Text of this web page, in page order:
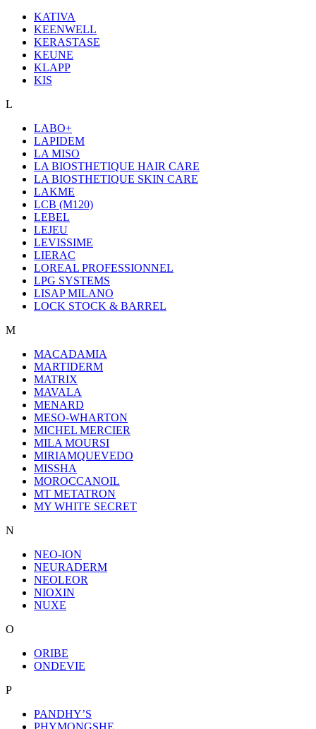
KATIVA
KEENWELL
KERASTASE
KEUNE
KLAPP
KIS
L
LABO+
LAPIDEM
LA MISO
LA BIOSTHETIQUE HAIR CARE
LA BIOSTHETIQUE SKIN CARE
LAKME
LCB (M120)
LEBEL
LEJEU
LEVISSIME
LIERAC
LOREAL PROFESSIONNEL
LPG SYSTEMS
LISAP MILANO
LOCK STOCK & BARREL
M
MACADAMIA
MARTIDERM
MATRIX
MAVALA
MENARD
MESO-WHARTON
MICHEL MERCIER
MILA MOURSI
MIRIAMQUEVEDO
MISSHA
MOROCCANOIL
MT METATRON
MY WHITE SECRET
N
NEO-ION
NEURADERM
NEOLEOR
NIOXIN
NUXE
O
ORIBE
ONDEVIE
P
PANDHY’S
PHYMONGSHE